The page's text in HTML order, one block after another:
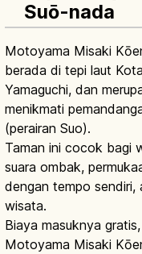
Suō-nada
Motoyama Misaki
berada di tepi laut
Yamaguchi, dan
menikmati
(perairan Suo).
Taman ini cocok bagi
suara ombak,
dengan tempo sendiri,
wisata.
Biaya masuknya
Motoyama Misaki